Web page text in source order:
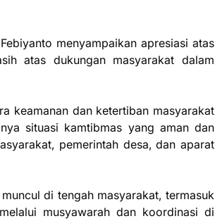
menyampaikan apresiasi atas
atas dukungan masyarakat dalam
keamanan dan ketertiban masyarakat
situasi kamtibmas yang aman dan
pemerintah desa, dan aparat
di tengah masyarakat, termasuk
musyawarah dan koordinasi di